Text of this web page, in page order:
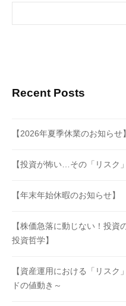
Recent Posts
【2026年夏季休業のお知らせ】
【投資が怖い…その「リスク
【年末年始休暇のお知らせ】
【株価急落に動じない！投
投資哲学】
【資産運用における「リス
ドの値動き～